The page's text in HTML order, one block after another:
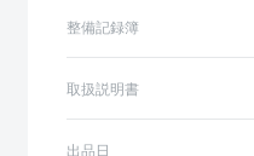
整備記録簿
取扱説明書
出品日